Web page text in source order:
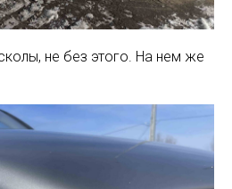
не без этого. На нем же